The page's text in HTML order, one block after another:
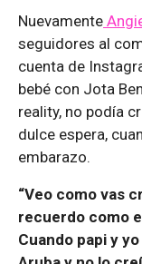
Nuevamente
seguidores al
cuenta de
bebé con Jota
reality, no podía
dulce espera,
embarazo.
“Veo como vas
recuerdo como
Cuando papi y